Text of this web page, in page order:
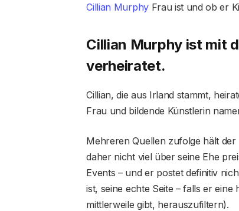
Cillian MurphyFrau ist und ob er
Cillian Murphy ist mit
verheiratet.
Cillian, die aus Irland stammt,
Frau und bildende Künstlerin
Mehreren Quellen zufolge hält
daher nicht viel über seine Ehe
Events – und er postet definitiv
ist, seine echte Seite – falls er
mittlerweile gibt, herauszufiltern).